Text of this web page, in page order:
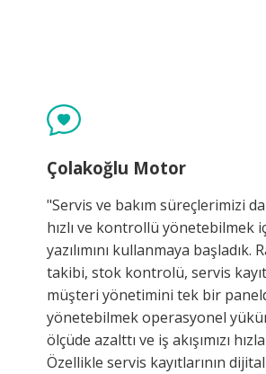
Çolakoğlu Motor
"Servis ve bakım süreçlerimizi
hızlı ve kontrollü yönetebilmek
yazılımını kullanmaya başladık.
takibi, stok kontrolü, servis
müşteri yönetimini tek bir
yönetebilmek operasyonel
ölçüde azalttı ve iş akışımızı
Özellikle servis kayıtlarının